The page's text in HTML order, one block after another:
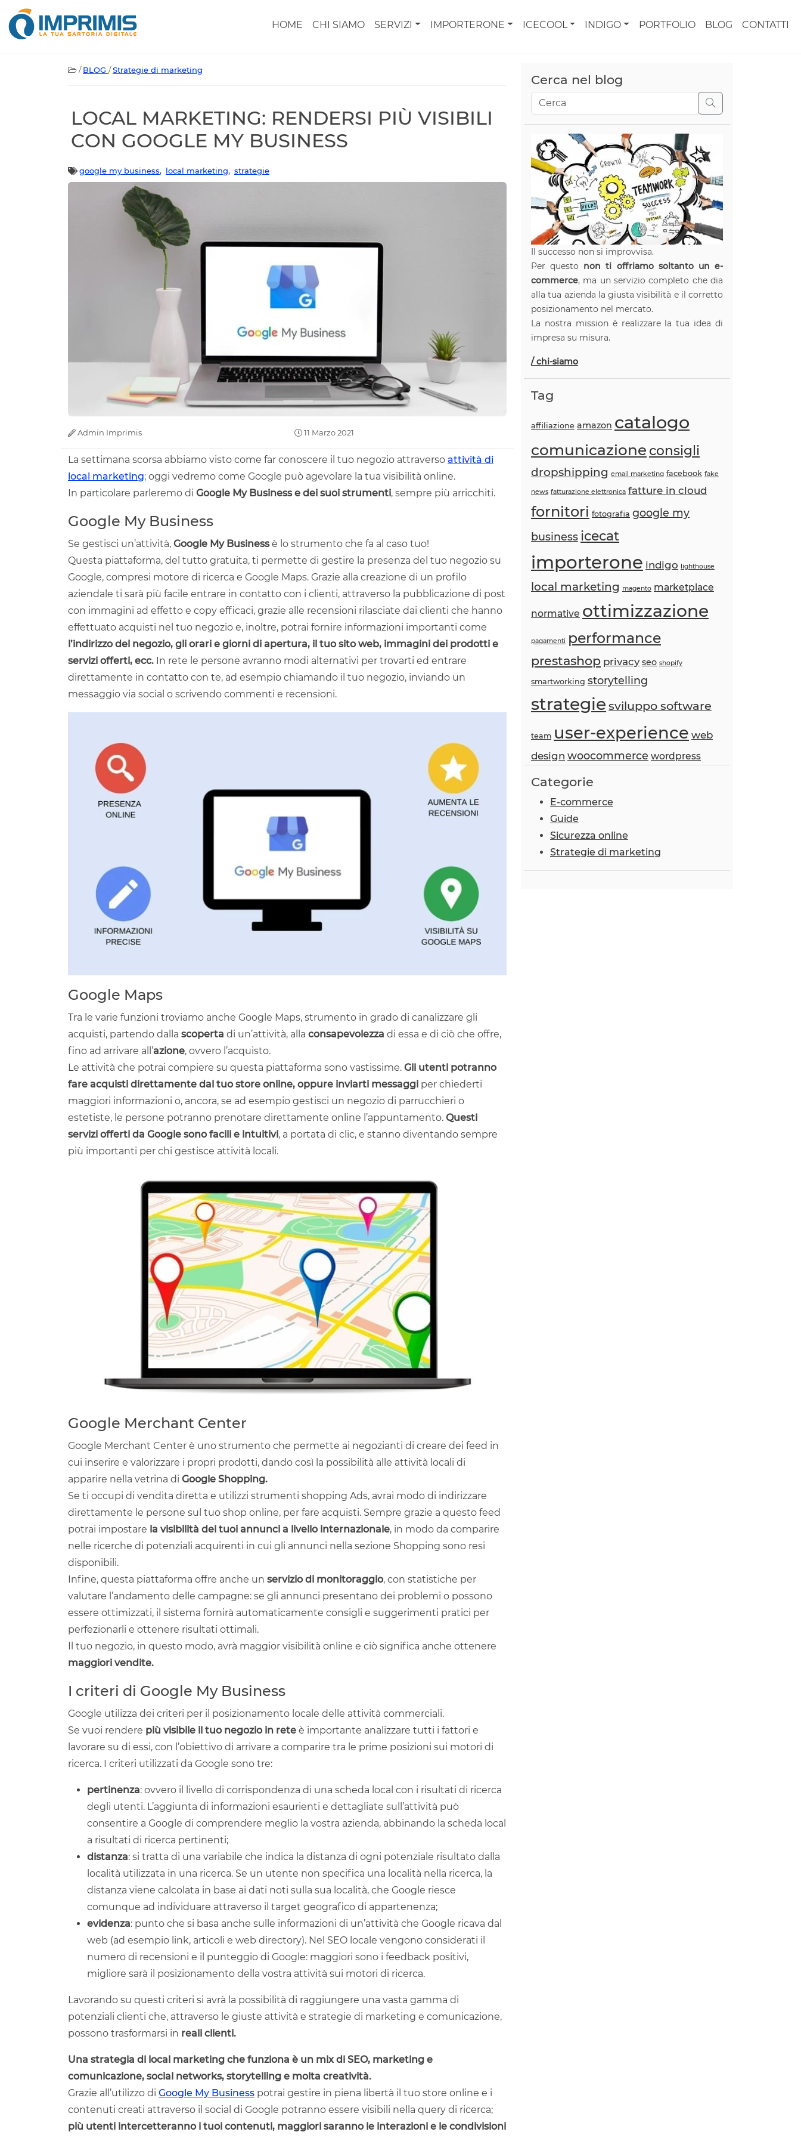
HOME CHI SIAMO SERVIZI IMPORTERONE ICECOOL INDIGO PORTFOLIO BLOG CONTATTI
/BLOG /Strategie di marketing
LOCAL MARKETING: RENDERSI PIÙ VISIBILI
CON GOOGLE MY BUSINESS
google my business, local marketing, strategie
Admin Imprimis 11 Marzo 2021
La settimana scorsa abbiamo visto come far conoscere il tuo negozio attraverso attività di
local marketing; oggi vedremo come Google può agevolare la tua visibilità online.
In particolare parleremo di Google My Business e dei suoi strumenti, sempre più arricchiti.
Google My Business
Se gestisci un’attività, Google My Businessè lo strumento che fa al caso tuo!
Questa piattaforma, del tutto gratuita, ti permette di gestire la presenza del tuo negozio su
Google, compresi motore di ricerca e Google Maps. Grazie alla creazione di un profilo
aziendale ti sarà più facile entrare in contatto con i clienti, attraverso la pubblicazione di post
con immagini ad effetto e copy efficaci, grazie alle recensioni rilasciate dai clienti che hanno
effettuato acquisti nel tuo negozio e, inoltre, potrai fornire informazioni importanti come
l’indirizzo del negozio, gli orari e giorni di apertura, il tuo sito web, immagini dei prodotti e
servizi offerti, ecc. In rete le persone avranno modi alternativi per trovarti ed entrare
direttamente in contatto con te, ad esempio chiamando il tuo negozio, inviando un
messaggio via social o scrivendo commenti e recensioni.
Google Maps
Tra le varie funzioni troviamo anche Google Maps, strumento in grado di canalizzare gli
acquisti, partendo dalla scoperta di un’attività, alla consapevolezza di essa e di ciò che offre,
fino ad arrivare all’azione, ovvero l’acquisto.
Le attività che potrai compiere su questa piattaforma sono vastissime. Gli utenti potranno
fare acquisti direttamente dal tuo store online, oppure inviarti messaggi per chiederti
maggiori informazioni o, ancora, se ad esempio gestisci un negozio di parrucchieri o
estetiste, le persone potranno prenotare direttamente online l’appuntamento. Questi
servizi offerti da Google sono facili e intuitivi, a portata di clic, e stanno diventando sempre
più importanti per chi gestisce attività locali.
Google Merchant Center
Google Merchant Center è uno strumento che permette ai negozianti di creare dei feed in
cui inserire e valorizzare i propri prodotti, dando così la possibilità alle attività locali di
apparire nella vetrina di Google Shopping.
Se ti occupi di vendita diretta e utilizzi strumenti shopping Ads, avrai modo di indirizzare
direttamente le persone sul tuo shop online, per fare acquisti. Sempre grazie a questo feed
potrai impostare la visibilità dei tuoi annunci a livello internazionale, in modo da comparire
nelle ricerche di potenziali acquirenti in cui gli annunci nella sezione Shopping sono resi
disponibili.
Infine, questa piattaforma offre anche un servizio di monitoraggio, con statistiche per
valutare l’andamento delle campagne: se gli annunci presentano dei problemi o possono
essere ottimizzati, il sistema fornirà automaticamente consigli e suggerimenti pratici per
perfezionarli e ottenere risultati ottimali.
Il tuo negozio, in questo modo, avrà maggior visibilità online e ciò significa anche ottenere
maggiori vendite.
I criteri di Google My Business
Google utilizza dei criteri per il posizionamento locale delle attività commerciali.
Se vuoi rendere più visibile il tuo negozio in rete è importante analizzare tutti i fattori e
lavorare su di essi, con l’obiettivo di arrivare a comparire tra le prime posizioni sui motori di
ricerca. I criteri utilizzati da Google sono tre:
pertinenza: ovvero il livello di corrispondenza di una scheda local con i risultati di ricerca
degli utenti. L’aggiunta di informazioni esaurienti e dettagliate sull’attività può
consentire a Google di comprendere meglio la vostra azienda, abbinando la scheda local
a risultati di ricerca pertinenti;
distanza: si tratta di una variabile che indica la distanza di ogni potenziale risultato dalla
località utilizzata in una ricerca. Se un utente non specifica una località nella ricerca, la
distanza viene calcolata in base ai dati noti sulla sua località, che Google riesce
comunque ad individuare attraverso il target geografico di appartenenza;
evidenza: punto che si basa anche sulle informazioni di un’attività che Google ricava dal
web (ad esempio link, articoli e web directory). Nel SEO locale vengono considerati il
numero di recensioni e il punteggio di Google: maggiori sono i feedback positivi,
migliore sarà il posizionamento della vostra attività sui motori di ricerca.
Lavorando su questi criteri si avrà la possibilità di raggiungere una vasta gamma di
potenziali clienti che, attraverso le giuste attività e strategie di marketing e comunicazione,
possono trasformarsi in reali clienti.
Una strategia di local marketing che funziona è un mix di SEO, marketing e
comunicazione, social networks, storytelling e molta creatività.
Grazie all’utilizzo di Google My Business potrai gestire in piena libertà il tuo store online e i
contenuti creati attraverso il social di Google potranno essere visibili nella query di ricerca;
più utenti intercetteranno i tuoi contenuti, maggiori saranno le interazioni e le condivisioni
Cerca nel blog
Il successo non si improvvisa.
Per questo non ti offriamo soltanto un e-
commerce, ma un servizio completo che dia
alla tua azienda la giusta visibilità e il corretto
posizionamento nel mercato.
La nostra mission è realizzare la tua idea di
impresa su misura.
/ chi-siamo
Tag
affiliazione amazon catalogo
comunicazione consigli
dropshipping email marketing facebook fake
news fatturazione elettronica fatture in cloud
fornitori fotografia google my
business icecat
importerone indigo lighthouse
local marketing magento marketplace
normative ottimizzazione
pagamenti performance
prestashop privacy seo shopify
smartworking storytelling
strategie sviluppo software
team user-experience web
design woocommerce wordpress
Categorie
E-commerce
Guide
Sicurezza online
Strategie di marketing